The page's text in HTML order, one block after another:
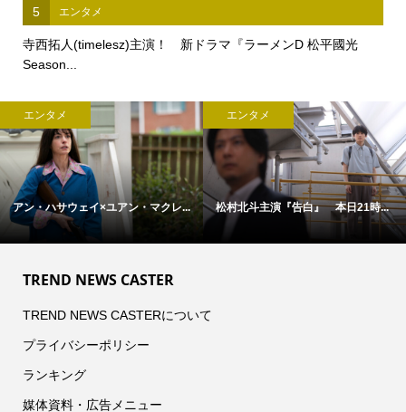
5 エンタメ
寺西拓人(timelesz)主演！ 新ドラマ『ラーメンD 松平國光
Season...
エンタメ
アン・ハサウェイ×ユアン・マクレ...
エンタメ
松村北斗主演『告白』 本日21時...
TREND NEWS CASTER
TREND NEWS CASTERについて
プライバシーポリシー
ランキング
媒体資料・広告メニュー